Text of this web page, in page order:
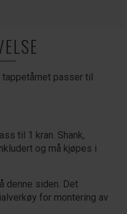
passer til
til 1 kran. Shank,
og må kjøpes i
denne siden. Det
for montering av